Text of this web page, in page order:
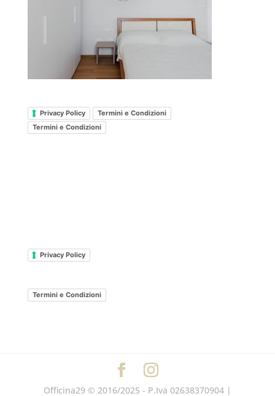
Privacy Policy
Termini e Condizioni
Termini e Condizioni
Privacy Policy
Termini e Condizioni
Officina29 © 2016/2025 - P.Iva 02638370904 |